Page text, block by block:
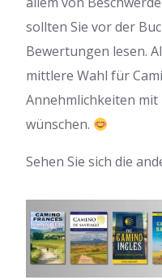
sollten Sie vor der
Bewertungen lesen.
mittlere Wahl für
Annehmlichkeiten mit
wünschen.
Sehen Sie sich die